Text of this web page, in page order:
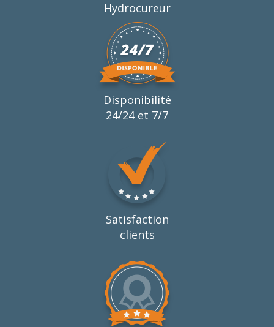
Hydrocureur
Disponibilité
24/24 et 7/7
Satisfaction
clients